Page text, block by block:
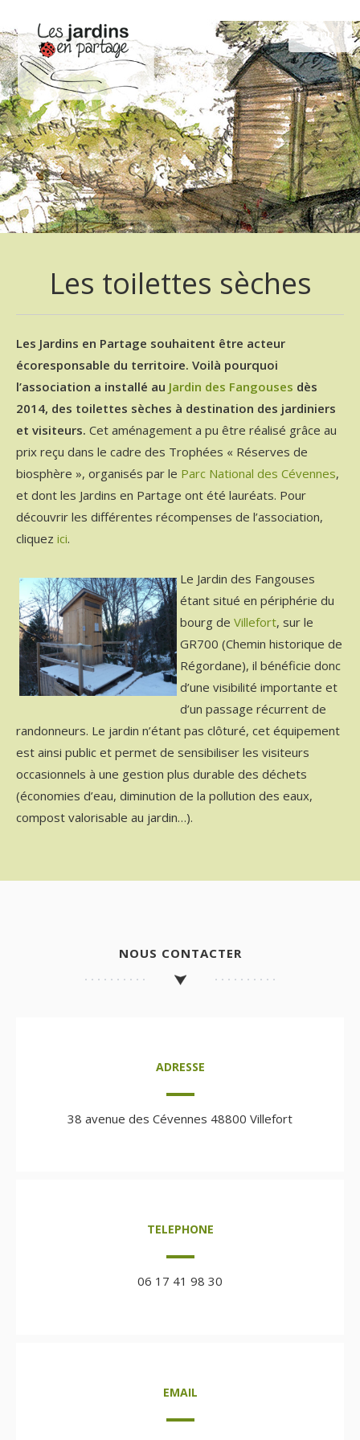
au
contenu
Menu
Les toilettes sèches
Les Jardins en Partage souhaitent être acteur
écoresponsable du territoire. Voilà pourquoi
l’association a installé au Jardin des Fangouses dès
2014, des toilettes sèches à destination des jardiniers
et visiteurs. Cet aménagement a pu être réalisé grâce au
prix reçu dans le cadre des Trophées « Réserves de
biosphère », organisés par le Parc National des Cévennes,
et dont les Jardins en Partage ont été lauréats. Pour
découvrir les différentes récompenses de l’association,
cliquez ici.
Le Jardin des Fangouses
étant situé en périphérie du
bourg de Villefort, sur le
GR700 (Chemin historique de
Régordane), il bénéficie donc
d’une visibilité importante et
d’un passage récurrent de
randonneurs. Le jardin n’étant pas clôturé, cet équipement
est ainsi public et permet de sensibiliser les visiteurs
occasionnels à une gestion plus durable des déchets
(économies d’eau, diminution de la pollution des eaux,
compost valorisable au jardin…).
NOUS CONTACTER
ADRESSE
38 avenue des Cévennes 48800 Villefort
TELEPHONE
06 17 41 98 30
EMAIL